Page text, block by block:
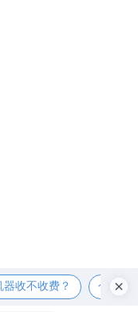
器收不收费？ 个人可